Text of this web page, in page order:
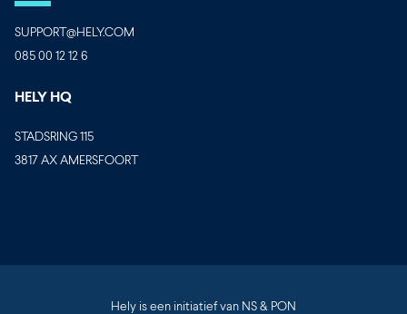
SUPPORT@HELY.COM
085 00 12 12 6
HELY HQ
STADSRING 115
3817 AX AMERSFOORT
Hely is een initiatief van NS & PON